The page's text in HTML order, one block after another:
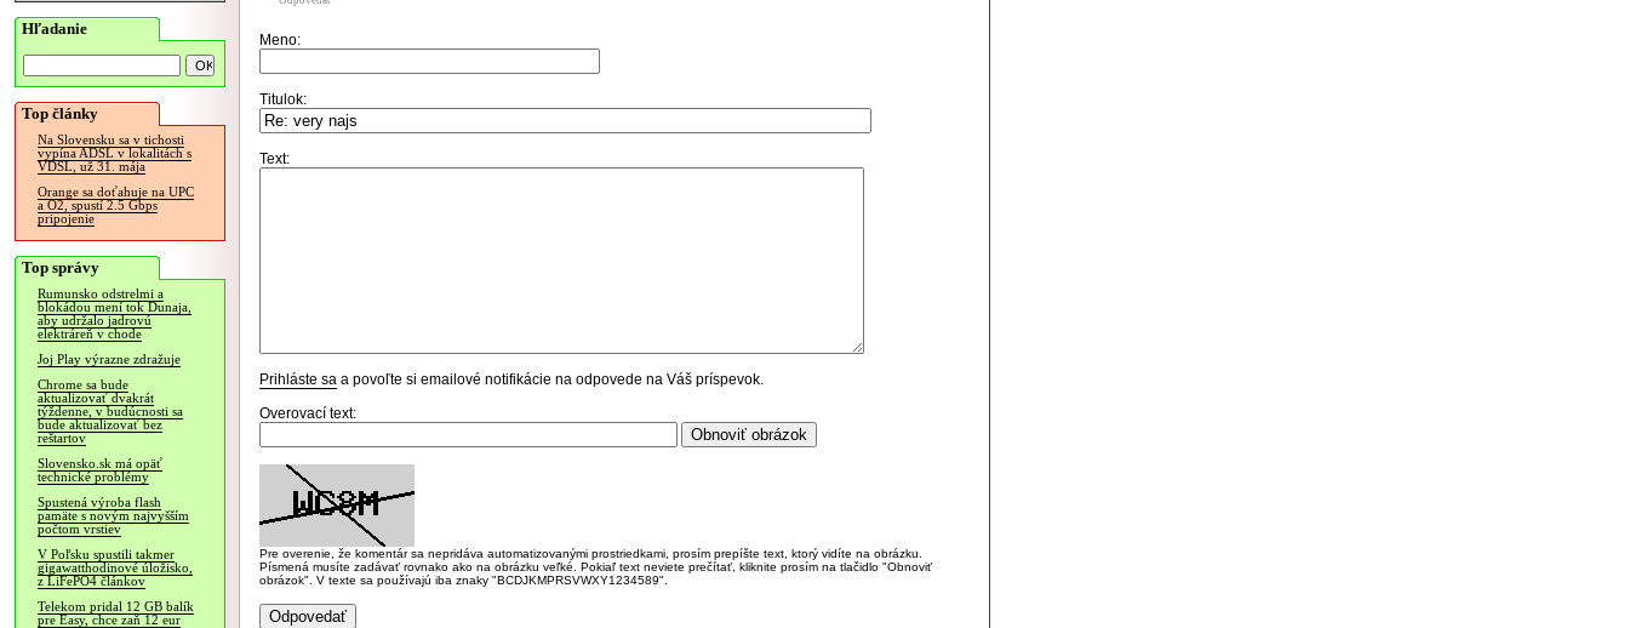
Hľadanie
Top články
Na Slovensku sa v tichosti
vypína ADSL v lokalitách s
VDSL, už 31. mája
Orange sa doťahuje na UPC
a O2, spustí 2.5 Gbps
pripojenie
Top správy
Rumunsko odstrelmi a
blokádou mení tok Dunaja,
aby udržalo jadrovú
elektráreň v chode
Joj Play výrazne zdražuje
Chrome sa bude
aktualizovať dvakrát
týždenne, v budúcnosti sa
bude aktualizovať bez
reštartov
Slovensko.sk má opäť
technické problémy
Spustená výroba flash
pamäte s novým najvyšším
počtom vrstiev
V Poľsku spustili takmer
gigawatthodinové úložisko,
z LiFePO4 článkov
Telekom pridal 12 GB balík
pre Easy, chce zaň 12 eur
Meno:
Titulok:
Text:
Prihláste sa a povoľte si emailové notifikácie na odpovede na Váš príspevok.
Overovací text:
Pre overenie, že komentár sa nepridáva automatizovanými prostriedkami, prosím prepíšte text, ktorý vidíte na obrázku.
Písmená musíte zadávať rovnako ako na obrázku veľké. Pokiaľ text neviete prečítať, kliknite prosím na tlačidlo "Obnoviť
obrázok". V texte sa používajú iba znaky "BCDJKMPRSVWXY1234589".